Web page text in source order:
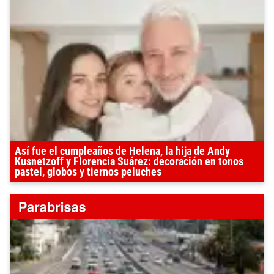
Así fue el cumpleaños de Helena, la hija de Andy
Kusnetzoff y Florencia Suárez: decoración en tonos
pastel, globos y tiernos peluches